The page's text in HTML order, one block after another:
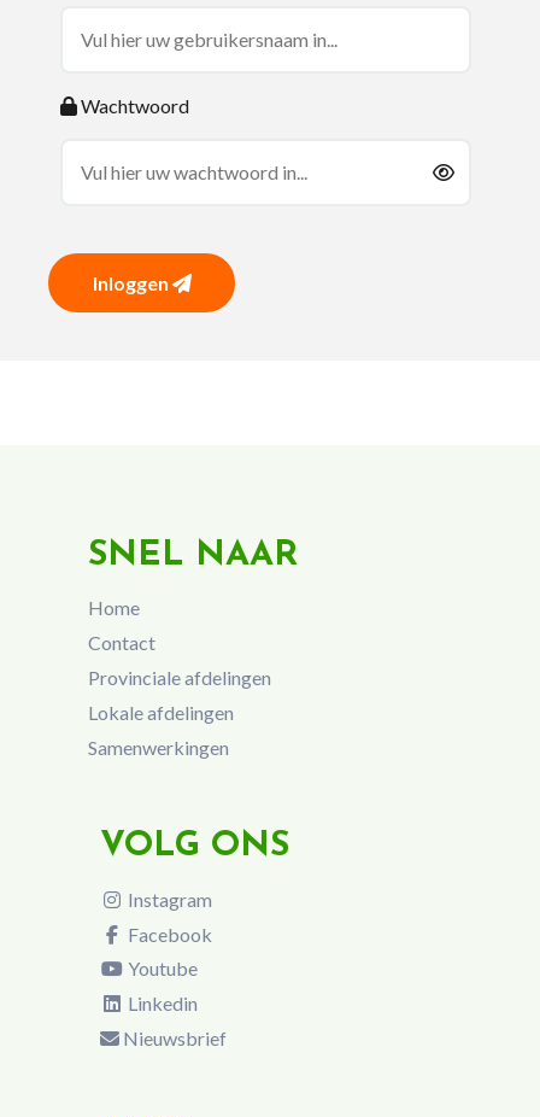
Wachtwoord
Inloggen
SNEL NAAR
Home
Contact
Provinciale afdelingen
Lokale afdelingen
Samenwerkingen
VOLG ONS
Instagram
Facebook
Youtube
Linkedin
Nieuwsbrief